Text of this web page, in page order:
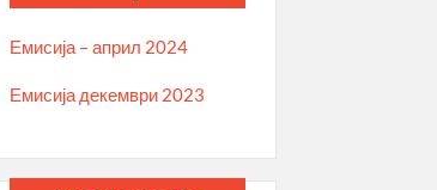
Емисија – април 2024
Емисија декември 2023